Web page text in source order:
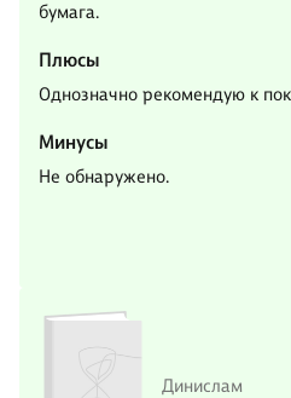
бумага.
Плюсы
Однозначно рекомендую к
Минусы
Не обнаружено.
Динислам